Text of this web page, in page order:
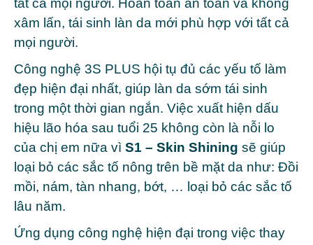
tất cả mọi người. Hoàn toàn an toàn và không
xâm lấn, tái sinh làn da mới phù hợp với tất cả
mọi người.
Công nghệ 3S PLUS hội tụ đủ các yếu tố làm
đẹp hiện đại nhất, giúp làn da sớm tái sinh
trong một thời gian ngắn. Việc xuất hiện dấu
hiệu lão hóa sau tuổi 25 không còn là nỗi lo
của chị em nữa vì S1 – Skin Shining sẽ giúp
loại bỏ các sắc tố nông trên bề mặt da như: Đồi
mồi, nám, tàn nhang, bớt, … loại bỏ các sắc tố
lâu năm.
Ứng dụng công nghệ hiện đại trong việc thay